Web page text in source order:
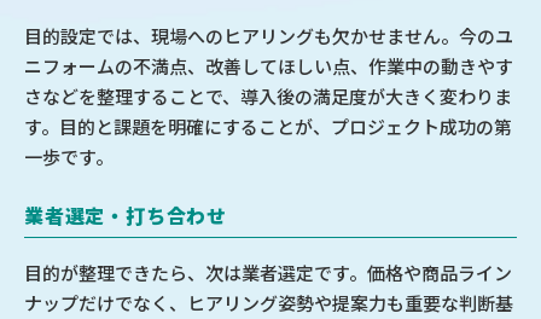
目的設定では、現場へのヒアリングも欠かせません。今のユ
ニフォームの不満点、改善してほしい点、作業中の動きやす
さなどを整理することで、導入後の満足度が大きく変わりま
す。目的と課題を明確にすることが、プロジェクト成功の第
一歩です。
業者選定・打ち合わせ
目的が整理できたら、次は業者選定です。価格や商品ライン
ナップだけでなく、ヒアリング姿勢や提案力も重要な判断基